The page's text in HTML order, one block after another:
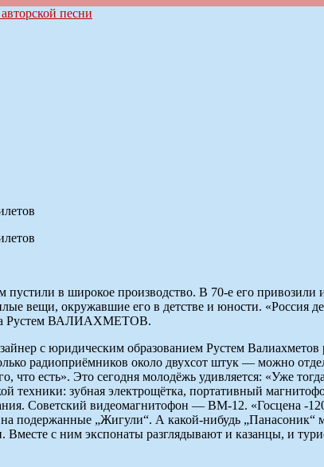
пустили в широкое производство. В 70-е его
вещи, окружавшие его в детстве и юности. «Россия
Рустем ВАЛИАХМЕТОВ.
с юридическим образованием Рустем Валиахметов
радиоприёмников около двухсот штук — можно
есть». Это сегодня молодёжь удивляется: «Уже
техники: зубная электрощётка, портативный
Советский видеомагнитофон — ВМ-12. «Госцена -
подержанные „Жигули“. А какой-нибудь
с ним экспонаты разглядывают и казанцы, и